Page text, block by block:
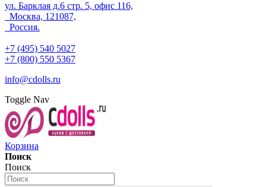
ул. Барклая д.6 стр. 5, офис 116,
Москва, 121087,
Россия.
+7 (495) 540 5027
+7 (800) 550 5367
info@cdolls.ru
Toggle Nav
Корзина
Поиск
Поиск